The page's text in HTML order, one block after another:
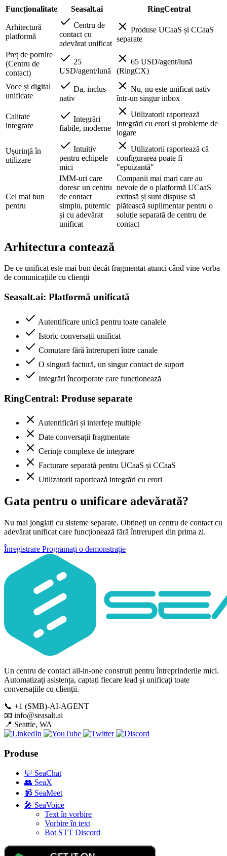
Funcționalitate Seasalt.ai RingCentral
Arhitectură
platformă
Centru de
contact cu
adevărat unificat
Produse UCaaS și CCaaS
separate
Preț de pornire
(Centru de
contact)
25
USD/agent/lună
65 USD/agent/lună
(RingCX)
Voce și digital
unificate
Da, inclus
nativ
Nu, nu este unificat nativ
într-un singur inbox
Calitate
integrare
Integrări
fiabile, moderne
Utilizatorii raportează
integrări cu erori și probleme de
logare
Ușurință în
utilizare
Intuitiv
pentru echipele
mici
Utilizatorii raportează că
configurarea poate fi
"epuizantă"
Cel mai bun
pentru
IMM-uri care
doresc un centru
de contact
simplu, puternic
și cu adevărat
unificat
Companii mai mari care au
nevoie de o platformă UCaaS
extinsă și sunt dispuse să
plătească suplimentar pentru o
soluție separată de centru de
contact
Arhitectura contează
De ce unificat este mai bun decât fragmentat atunci când vine vorba
de comunicațiile cu clienții
Seasalt.ai: Platformă unificată
Autentificare unică pentru toate canalele
Istoric conversații unificat
Comutare fără întreruperi între canale
O singură factură, un singur contact de suport
Integrări încorporate care funcționează
RingCentral: Produse separate
Autentificări și interfețe multiple
Date conversații fragmentate
Cerințe complexe de integrare
Facturare separată pentru UCaaS și CCaaS
Utilizatorii raportează integrări cu erori
Gata pentru o unificare adevărată?
Nu mai jonglați cu sisteme separate. Obțineți un centru de contact cu
adevărat unificat care funcționează fără întreruperi din prima zi.
Înregistrare Programați o demonstrație
Un centru de contact all-in-one construit pentru întreprinderile mici.
Automatizați asistența, captați fiecare lead și unificați toate
conversațiile cu clienții.
📞 +1 (SMB)-AI-AGENT
📧 info@seasalt.ai
📍 Seattle, WA
Produse
💬 SeaChat
👥 SeaX
📹 SeaMeet
🎤 SeaVoice
Text în vorbire
Vorbire în text
Bot STT Discord